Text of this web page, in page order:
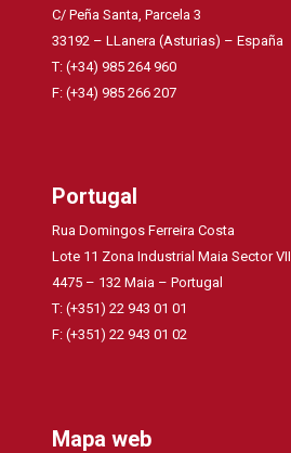
C/ Peña Santa, Parcela 3
33192 – LLanera (Asturias) – España
T: (+34) 985 264 960
F: (+34) 985 266 207
Portugal
Rua Domingos Ferreira Costa
Lote 11 Zona Industrial Maia Sector VII
4475 – 132 Maia – Portugal
T: (+351) 22 943 01 01
F: (+351) 22 943 01 02
Mapa web